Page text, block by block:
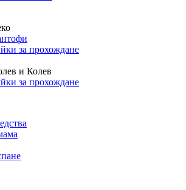
за прохождане
и Колев
за прохождане